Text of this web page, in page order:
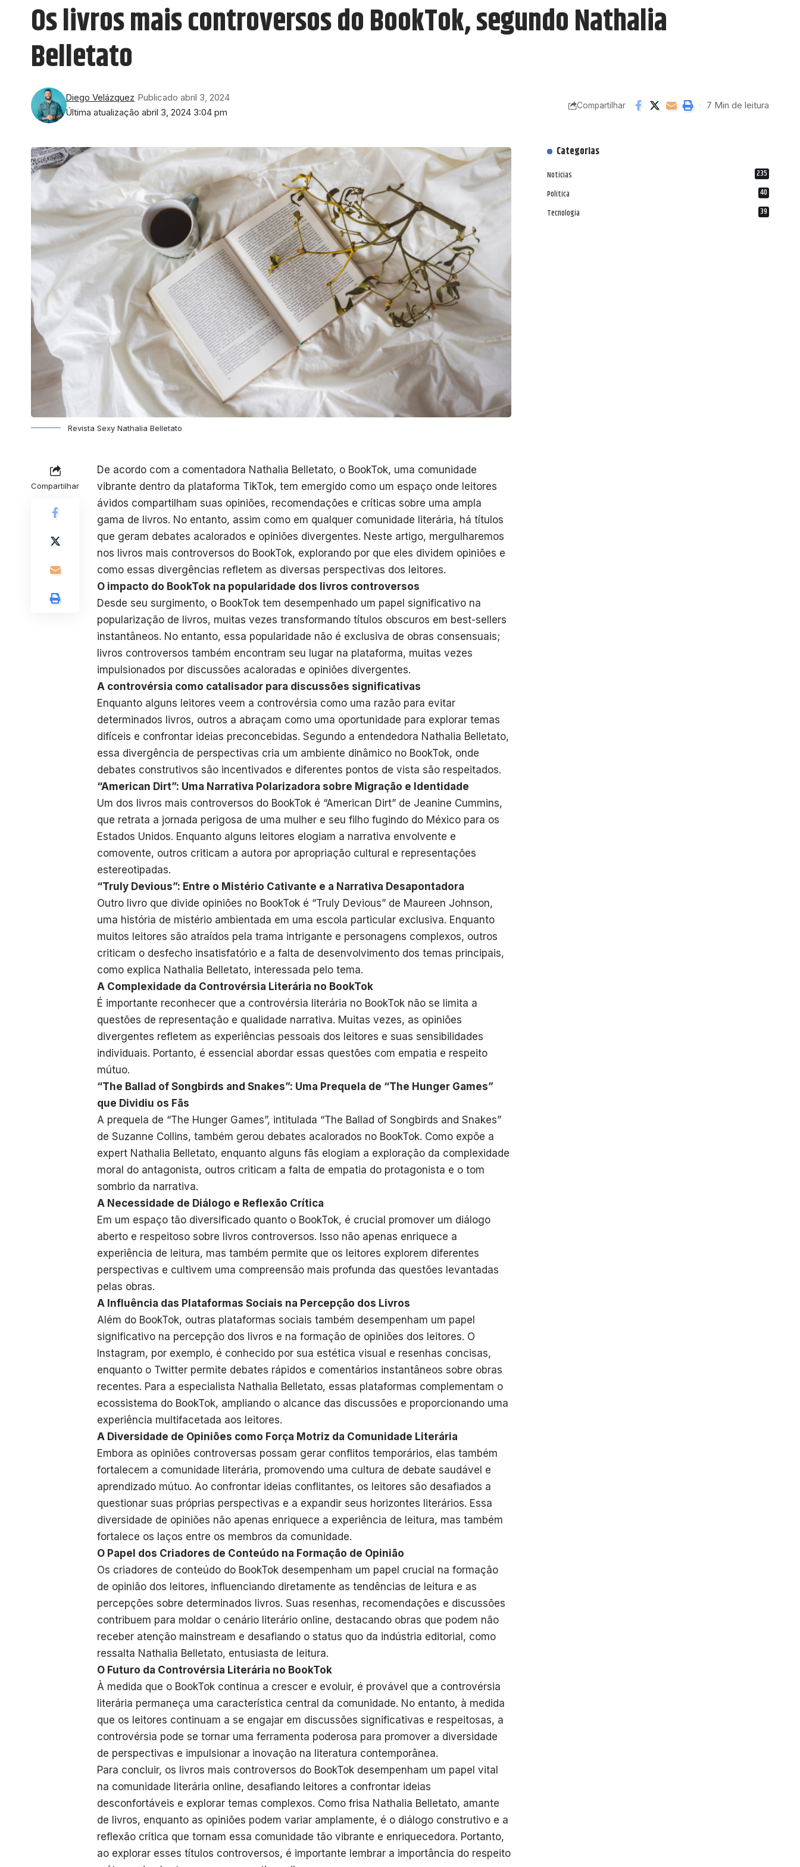
Os livros mais controversos do BookTok, segundo Nathalia
Belletato
Última atualização abril 3, 2024 3:04 pm
Diego Velázquez Publicado abril 3, 2024
Compartilhar 7 Min de leitura
Revista Sexy Nathalia Belletato
Compartilhar
De acordo com a comentadora Nathalia Belletato, o BookTok, uma comunidade
vibrante dentro da plataforma TikTok, tem emergido como um espaço onde leitores
ávidos compartilham suas opiniões, recomendações e críticas sobre uma ampla
gama de livros. No entanto, assim como em qualquer comunidade literária, há títulos
que geram debates acalorados e opiniões divergentes. Neste artigo, mergulharemos
nos livros mais controversos do BookTok, explorando por que eles dividem opiniões e
como essas divergências refletem as diversas perspectivas dos leitores.
O impacto do BookTok na popularidade dos livros controversos
Desde seu surgimento, o BookTok tem desempenhado um papel significativo na
popularização de livros, muitas vezes transformando títulos obscuros em best-sellers
instantâneos. No entanto, essa popularidade não é exclusiva de obras consensuais;
livros controversos também encontram seu lugar na plataforma, muitas vezes
impulsionados por discussões acaloradas e opiniões divergentes.
A controvérsia como catalisador para discussões significativas
Enquanto alguns leitores veem a controvérsia como uma razão para evitar
determinados livros, outros a abraçam como uma oportunidade para explorar temas
difíceis e confrontar ideias preconcebidas. Segundo a entendedora Nathalia Belletato,
essa divergência de perspectivas cria um ambiente dinâmico no BookTok, onde
debates construtivos são incentivados e diferentes pontos de vista são respeitados.
“American Dirt”: Uma Narrativa Polarizadora sobre Migração e Identidade
Um dos livros mais controversos do BookTok é “American Dirt” de Jeanine Cummins,
que retrata a jornada perigosa de uma mulher e seu filho fugindo do México para os
Estados Unidos. Enquanto alguns leitores elogiam a narrativa envolvente e
comovente, outros criticam a autora por apropriação cultural e representações
estereotipadas.
“Truly Devious”: Entre o Mistério Cativante e a Narrativa Desapontadora
Outro livro que divide opiniões no BookTok é “Truly Devious” de Maureen Johnson,
uma história de mistério ambientada em uma escola particular exclusiva. Enquanto
muitos leitores são atraídos pela trama intrigante e personagens complexos, outros
criticam o desfecho insatisfatório e a falta de desenvolvimento dos temas principais,
como explica Nathalia Belletato, interessada pelo tema.
A Complexidade da Controvérsia Literária no BookTok
É importante reconhecer que a controvérsia literária no BookTok não se limita a
questões de representação e qualidade narrativa. Muitas vezes, as opiniões
divergentes refletem as experiências pessoais dos leitores e suas sensibilidades
individuais. Portanto, é essencial abordar essas questões com empatia e respeito
mútuo.
“The Ballad of Songbirds and Snakes”: Uma Prequela de “The Hunger Games”
que Dividiu os Fãs
A prequela de “The Hunger Games”, intitulada “The Ballad of Songbirds and Snakes”
de Suzanne Collins, também gerou debates acalorados no BookTok. Como expõe a
expert Nathalia Belletato, enquanto alguns fãs elogiam a exploração da complexidade
moral do antagonista, outros criticam a falta de empatia do protagonista e o tom
sombrio da narrativa.
A Necessidade de Diálogo e Reflexão Crítica
Em um espaço tão diversificado quanto o BookTok, é crucial promover um diálogo
aberto e respeitoso sobre livros controversos. Isso não apenas enriquece a
experiência de leitura, mas também permite que os leitores explorem diferentes
perspectivas e cultivem uma compreensão mais profunda das questões levantadas
pelas obras.
A Influência das Plataformas Sociais na Percepção dos Livros
Além do BookTok, outras plataformas sociais também desempenham um papel
significativo na percepção dos livros e na formação de opiniões dos leitores. O
Instagram, por exemplo, é conhecido por sua estética visual e resenhas concisas,
enquanto o Twitter permite debates rápidos e comentários instantâneos sobre obras
recentes. Para a especialista Nathalia Belletato, essas plataformas complementam o
ecossistema do BookTok, ampliando o alcance das discussões e proporcionando uma
experiência multifacetada aos leitores.
A Diversidade de Opiniões como Força Motriz da Comunidade Literária
Embora as opiniões controversas possam gerar conflitos temporários, elas também
fortalecem a comunidade literária, promovendo uma cultura de debate saudável e
aprendizado mútuo. Ao confrontar ideias conflitantes, os leitores são desafiados a
questionar suas próprias perspectivas e a expandir seus horizontes literários. Essa
diversidade de opiniões não apenas enriquece a experiência de leitura, mas também
fortalece os laços entre os membros da comunidade.
O Papel dos Criadores de Conteúdo na Formação de Opinião
Os criadores de conteúdo do BookTok desempenham um papel crucial na formação
de opinião dos leitores, influenciando diretamente as tendências de leitura e as
percepções sobre determinados livros. Suas resenhas, recomendações e discussões
contribuem para moldar o cenário literário online, destacando obras que podem não
receber atenção mainstream e desafiando o status quo da indústria editorial, como
ressalta Nathalia Belletato, entusiasta de leitura.
O Futuro da Controvérsia Literária no BookTok
À medida que o BookTok continua a crescer e evoluir, é provável que a controvérsia
literária permaneça uma característica central da comunidade. No entanto, à medida
que os leitores continuam a se engajar em discussões significativas e respeitosas, a
controvérsia pode se tornar uma ferramenta poderosa para promover a diversidade
de perspectivas e impulsionar a inovação na literatura contemporânea.
Para concluir, os livros mais controversos do BookTok desempenham um papel vital
na comunidade literária online, desafiando leitores a confrontar ideias
desconfortáveis e explorar temas complexos. Como frisa Nathalia Belletato, amante
de livros, enquanto as opiniões podem variar amplamente, é o diálogo construtivo e a
reflexão crítica que tornam essa comunidade tão vibrante e enriquecedora. Portanto,
ao explorar esses títulos controversos, é importante lembrar a importância do respeito
Categorias
Notícias 235
Política 40
Tecnologia 39